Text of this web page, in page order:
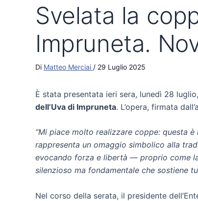
Svelata la
Impruneta.
Di Matteo Merciai / 29 Luglio 2025
È stata presentata ieri sera, lunedì 28
dell’Uva di Impruneta. L’opera, firmata
“Mi piace molto realizzare coppe: questa
rappresenta un omaggio simbolico alla
evocando forza e libertà — proprio come la
silenzioso ma fondamentale che sostiene
Nel corso della serata, il presidente